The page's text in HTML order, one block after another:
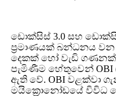
ඩොක්සිස් 3.0 සහ
ප්‍රමාණයක් බන්ධනය වන
දෙකක් හෝ වැඩි
පැමිණීම හේතුවෙන් OBI
ඇති වේ. OBI වළක්වා
මයික්‍රොනෝඩයේ විවිධ